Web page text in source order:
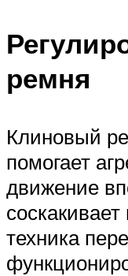
ремня
Клиновый
помогает
движение
техника